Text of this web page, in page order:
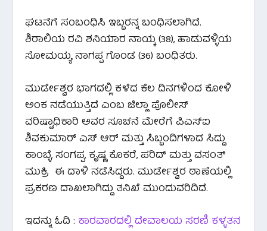
ಘಟನೆಗೆ ಸಂಬಂಧಿಸಿ ಇಬ್ಬರನ್ನ ಬಂಧಿಸಲಾಗಿದೆ.
ಶಿರಾಲಿಯ ರವಿ ಶನಿಯಾರ ನಾಯ್ಕ (38), ಹಾಡುವಳ್ಳಿಯ
ಸೋಮಯ್ಯ ನಾಗಪ್ಪ ಗೊಂಡ (36) ಬಂಧಿತರು.
ಮುರ್ಡೇಶ್ವರ ಭಾಗದಲ್ಲಿ ಕಳೆದ ಕೆಲ ದಿನಗಳಿಂದ ಕೋಳಿ
ಅಂಕ ನಡೆಯುತ್ತಿದೆ ಎಂಬ ಜಿಲ್ಲಾ ಪೊಲೀಸ್
ವರಿಷ್ಟಾಧಿಕಾರಿ ಅವರ ಸೂಚನೆ ಮೇರೆಗೆ ಪಿಎಸ್ಐ
ಶಿವಕುಮಾರ್ ಎಸ್ ಆರ್ ಮತ್ತು ಸಿಬ್ಬಂದಿಗಳಾದ ಸಿದ್ದು
ಕಾಂಬ್ಳೆ, ಸಂಗಪ್ಪ, ಕೃಷ್ಣ ಕೊಕರೆ, ಪರಿದ್ ಮತ್ತು ವಸಂತ್
ಮುಕ್ರಿ ಈ ದಾಳಿ ನಡೆಸಿದ್ದರು. ಮುರ್ಡೇಶ್ವರ ಠಾಣೆಯಲ್ಲಿ
ಪ್ರಕರಣ ದಾಖಲಾಗಿದ್ದು ತನಿಖೆ ಮುಂದುವರಿದಿದೆ.
ಇದನ್ನು ಓದಿ : ಕಾರವಾರದಲ್ಲಿ ದೇವಾಲಯ ಸರಣಿ ಕಳ್ಳತನ